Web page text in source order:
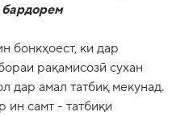
бонкҳоест, ки дар
рақамисозӣ сухан
дар амал татбиқ мекунад.
ин самт - татбиқи